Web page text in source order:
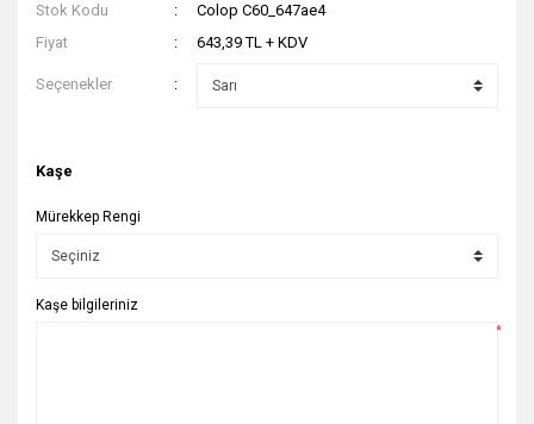
Stok Kodu
Colop C60_647ae4
Fiyat
643,39 TL + KDV
Seçenekler
Kaşe
Mürekkep Rengi
Kaşe bilgileriniz
*